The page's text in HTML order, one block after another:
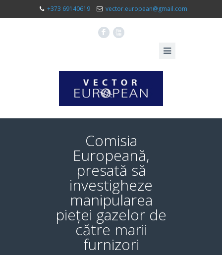
+373 69140619 vector.european@gmail.com
F X
Comisia
Europeană,
presată să
investigheze
manipularea
pieței gazelor de
către marii
furnizori